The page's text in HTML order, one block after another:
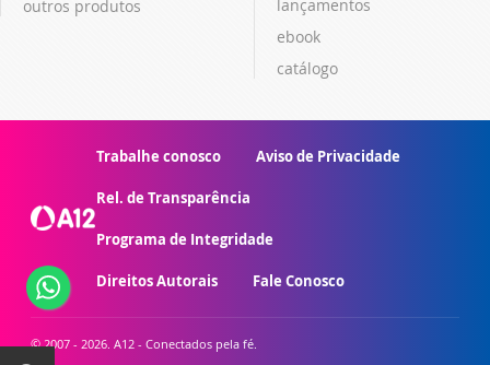
outros produtos
lançamentos
ebook
catálogo
Trabalhe conosco Aviso de Privacidade
Rel. de Transparência
Programa de Integridade
Direitos Autorais Fale Conosco
© 2007 - 2026. A12 - Conectados pela fé.